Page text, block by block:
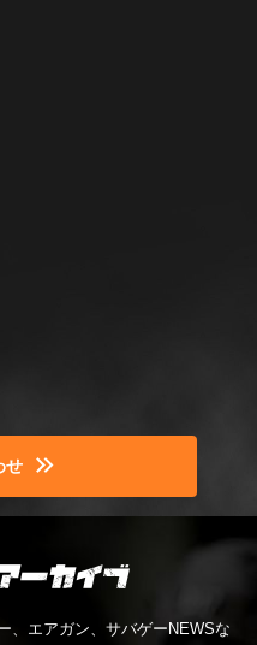
せ
、エアガン、サバゲーNEWSな